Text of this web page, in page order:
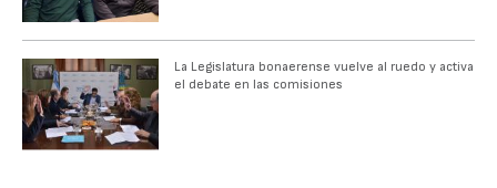
La Legislatura bonaerense vuelve al ruedo y activa
el debate en las comisiones